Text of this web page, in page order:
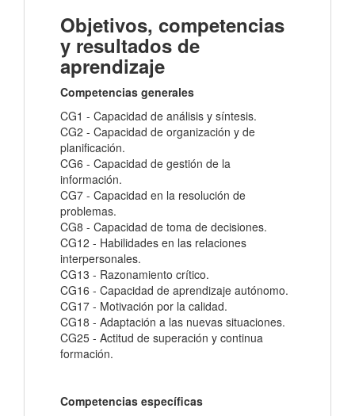
Objetivos, competencias
y resultados de
aprendizaje
Competencias generales
CG1 - Capacidad de análisis y síntesis.
CG2 - Capacidad de organización y de
planificación.
CG6 - Capacidad de gestión de la
información.
CG7 - Capacidad en la resolución de
problemas.
CG8 - Capacidad de toma de decisiones.
CG12 - Habilidades en las relaciones
interpersonales.
CG13 - Razonamiento crítico.
CG16 - Capacidad de aprendizaje autónomo.
CG17 - Motivación por la calidad.
CG18 - Adaptación a las nuevas situaciones.
CG25 - Actitud de superación y continua
formación.
Competencias específicas